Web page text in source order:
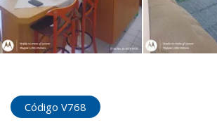
Código V768